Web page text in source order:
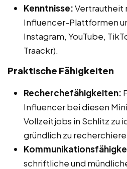
Kenntnisse:Vertrautheit
Influencer-Plattformen
Instagram, YouTube,
Traackr).
Praktische Fähigkeiten
Recherchefähigkeiten:
Influencer bei diesen
Vollzeitjobs in Schlitz zu
gründlich zu
schriftliche und